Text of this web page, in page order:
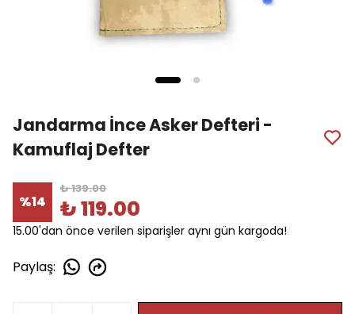
Jandarma İnce Asker Defteri -
Kamuflaj Defter
%14
₺ 139.00
₺ 119.00
15.00'dan önce verilen siparişler aynı gün kargoda!
Paylaş: